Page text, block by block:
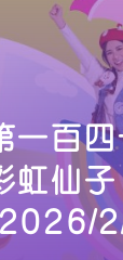
一百
虹仙子